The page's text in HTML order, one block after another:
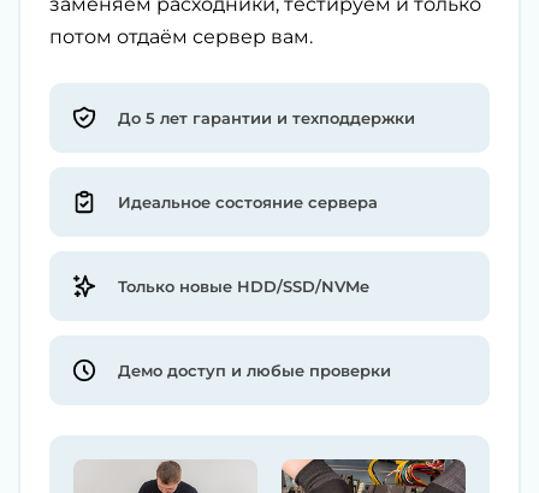
потом отдаём сервер вам.
До 5 лет гарантии и техподдержки
Идеальное состояние сервера
Только новые HDD/SSD/NVMe
Демо доступ и любые проверки